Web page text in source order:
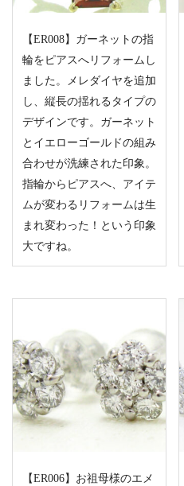
【ER008】ガーネットの指
輪をピアスへリフォームし
ました。メレダイヤを追加
し、縦長の揺れるタイプの
デザインです。ガーネット
とイエローゴールドの組み
合わせが洗練された印象。
指輪からピアスへ、アイテ
ムが変わるリフォームは生
まれ変わった！という印象
大ですね。
【ER006】お祖母様のエメ